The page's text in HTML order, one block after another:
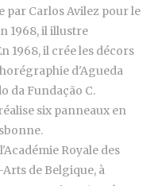
par Carlos Avilez pour le
1968, il illustre
1968, il crée les décors
d'Agueda
da Fundação C.
six panneaux en
Royale des
Arts de Belgique, à